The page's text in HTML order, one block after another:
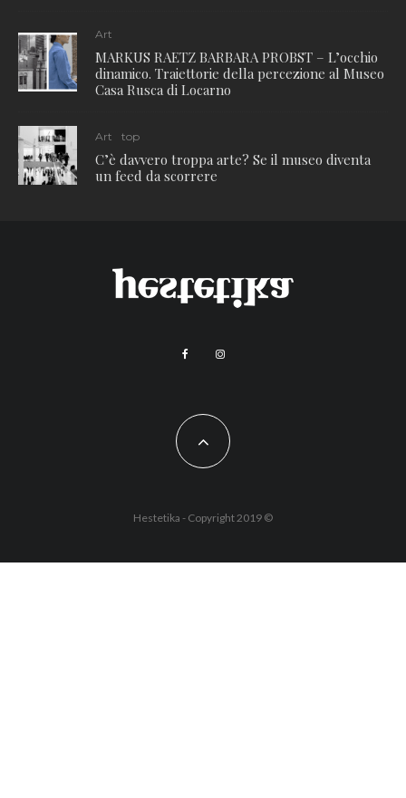
Art
MARKUS RAETZ BARBARA PROBST – L’occhio
dinamico. Traiettorie della percezione al Museo
Casa Rusca di Locarno
Art top
C’è davvero troppa arte? Se il museo diventa
un feed da scorrere
Hestetika - Copyright 2019 ©